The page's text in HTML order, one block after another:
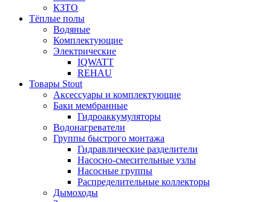
КЗТО
Тёплые полы
Водяные
Комплектующие
Электрические
IQWATT
REHAU
Товары Stout
Аксессуары и комплектующие
Баки мембранные
Гидроаккумуляторы
Водонагреватели
Группы быстрого монтажа
Гидравлические разделители
Насосно-смесительные узлы
Насосные группы
Распределительные коллекторы
Дымоходы